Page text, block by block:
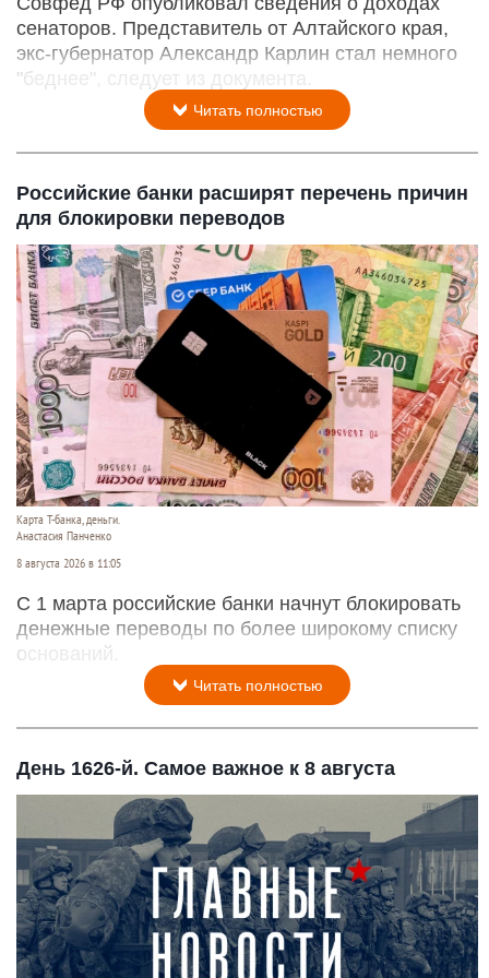
Сенатор Александр Карлин.
http://council.gov.ru/
18 августа 2020 в 11:34
Совфед РФ опубликовал сведения о доходах
сенаторов. Представитель от Алтайского края,
экс-губернатор Александр Карлин стал немного
"беднее", следует из документа.
Читать полностью
Российские банки расширят перечень причин
для блокировки переводов
Карта Т-банка, деньги.
8 августа 2026 в 11:05
С 1 марта российские банки начнут блокировать
денежные переводы по более широкому списку
оснований.